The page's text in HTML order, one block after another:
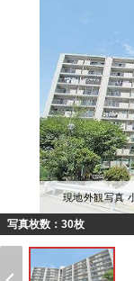
現地外観写真
写真枚数：30枚